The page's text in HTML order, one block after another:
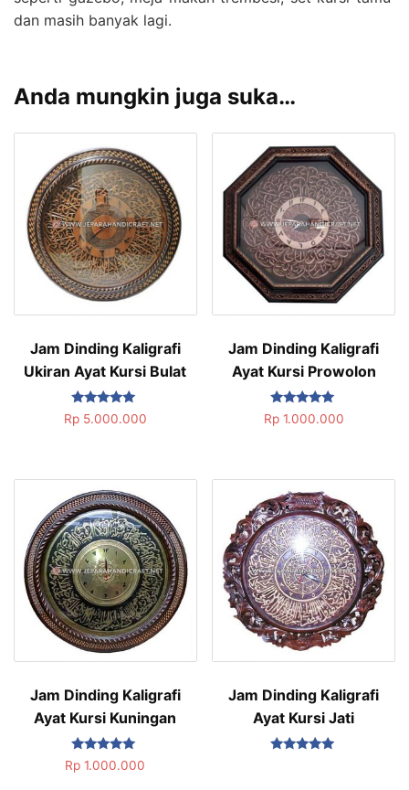
dan masih banyak lagi.
Anda mungkin juga suka…
Jam Dinding Kaligrafi
Ukiran Ayat Kursi Bulat
Dinilai
5.00
Rp5.000.000
Jam Dinding Kaligrafi
Ayat Kursi Prowolon
Dinilai
5.00
Rp1.000.000
Jam Dinding Kaligrafi
Ayat Kursi Kuningan
Dinilai
5.00
Rp 1.000.000
Jam Dinding Kaligrafi
Ayat Kursi Jati